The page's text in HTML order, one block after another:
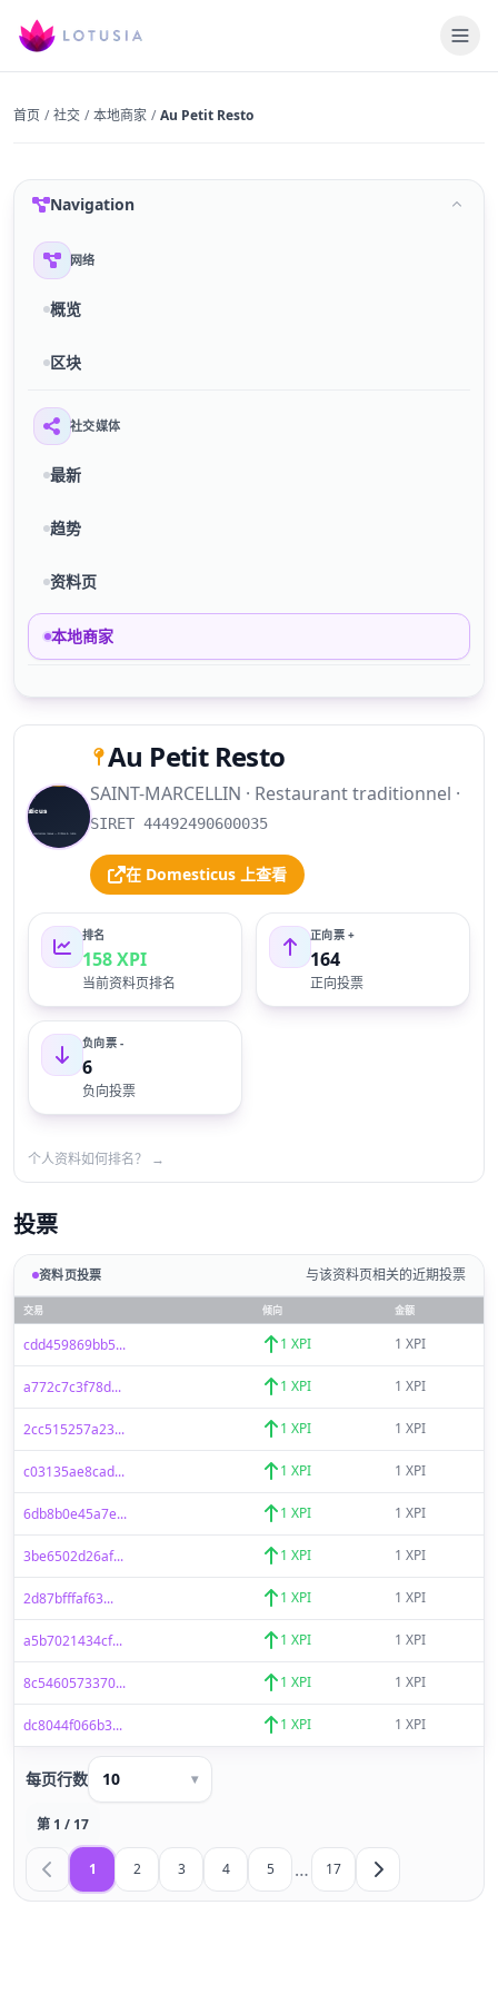
首页 / 社交 / 本地商家 / Au Petit Resto
Navigation
网络
概览
区块
社交媒体
最新
趋势
资料页
本地商家
Au Petit Resto
SAINT-MARCELLIN · Restaurant traditionnel ·
SIRET 44492490600035
在 Domesticus 上查看
排名
158 XPI
当前资料页排名
正向票 +
164
正向投票
负向票 -
6
负向投票
个人资料如何排名？ →
投票
资料页投票 与该资料页相关的近期投票
交易 倾向 金额
cdd459869bb5... 1 XPI 1 XPI
a772c7c3f78d... 1 XPI 1 XPI
2cc515257a23... 1 XPI 1 XPI
c03135ae8cad... 1 XPI 1 XPI
6db8b0e45a7e... 1 XPI 1 XPI
3be6502d26af... 1 XPI 1 XPI
2d87bfffaf63... 1 XPI 1 XPI
a5b7021434cf... 1 XPI 1 XPI
8c5460573370... 1 XPI 1 XPI
dc8044f066b3... 1 XPI 1 XPI
每页行数 10 ▾
第 1 / 17
1 2 3 4 5 … 17